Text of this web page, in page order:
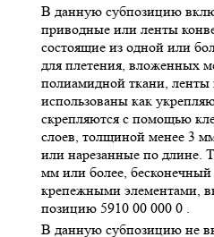
В данную субпозицию
приводные или ленты
состоящие из одной или
для плетения, вложенных
полиамидной ткани, ленты
использованы как
скрепляются с помощью
слоев, толщиной менее 3
или нарезанные по длине.
мм или более,
крепежными элементами,
позицию 5910 00 000 0 .
В данную субпозицию не